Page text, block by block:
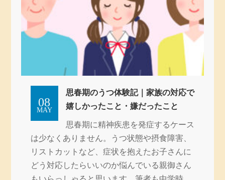
MAY
08
思春期のうつ体験記｜家族の対応で
嬉しかったこと・嫌だったこと
思春期に精神疾患を発症するケース
は少なくありません。うつ状態や摂食障害、
リストカットなど、症状を抱えたお子さんに
どう対応したらいいのか悩んでいる親御さん